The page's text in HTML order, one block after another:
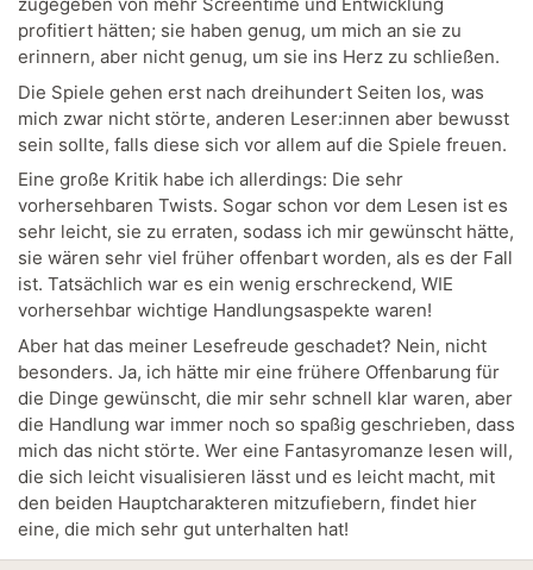
zugegeben von mehr Screentime und Entwicklung
profitiert hätten; sie haben genug, um mich an sie zu
erinnern, aber nicht genug, um sie ins Herz zu schließen.
Die Spiele gehen erst nach dreihundert Seiten los, was
mich zwar nicht störte, anderen Leser:innen aber bewusst
sein sollte, falls diese sich vor allem auf die Spiele freuen.
Eine große Kritik habe ich allerdings: Die sehr
vorhersehbaren Twists. Sogar schon vor dem Lesen ist es
sehr leicht, sie zu erraten, sodass ich mir gewünscht hätte,
sie wären sehr viel früher offenbart worden, als es der Fall
ist. Tatsächlich war es ein wenig erschreckend, WIE
vorhersehbar wichtige Handlungsaspekte waren!
Aber hat das meiner Lesefreude geschadet? Nein, nicht
besonders. Ja, ich hätte mir eine frühere Offenbarung für
die Dinge gewünscht, die mir sehr schnell klar waren, aber
die Handlung war immer noch so spaßig geschrieben, dass
mich das nicht störte. Wer eine Fantasyromanze lesen will,
die sich leicht visualisieren lässt und es leicht macht, mit
den beiden Hauptcharakteren mitzufiebern, findet hier
eine, die mich sehr gut unterhalten hat!